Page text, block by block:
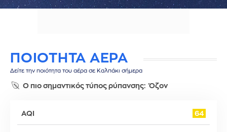
ΠΟΙΟΤΗΤΑ ΑΕΡΑ
Δείτε την ποιότητα του αέρα σε Καλπάκι σήμερα
Ο πιο σημαντικός τύπος ρύπανσης: Όζον
AQI 64